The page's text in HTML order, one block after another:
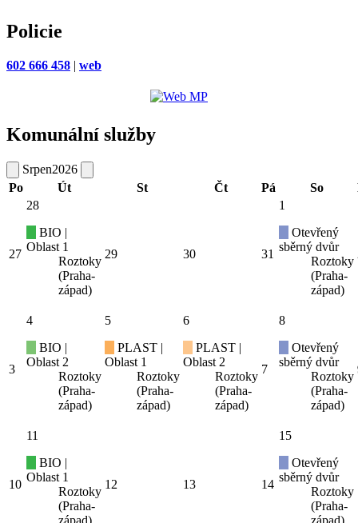
Policie
602 666 458 | web
Komunální služby
Srpen2026
Po
Út St Čt Pá So
27
28
BIO |
Oblast 1
Roztoky
(Praha-
západ)
29 30 31
1
Otevřený
sběrný dvůr
Roztoky
(Praha-
západ)
3
4
BIO |
Oblast 2
Roztoky
(Praha-
západ)
5
PLAST |
Oblast 1
Roztoky
(Praha-
západ)
6
PLAST |
Oblast 2
Roztoky
(Praha-
západ)
7
8
Otevřený
sběrný dvůr
Roztoky
(Praha-
západ)
10
11
BIO |
Oblast 1
Roztoky
(Praha-
12 13 14
15
Otevřený
sběrný dvůr
Roztoky
(Praha-